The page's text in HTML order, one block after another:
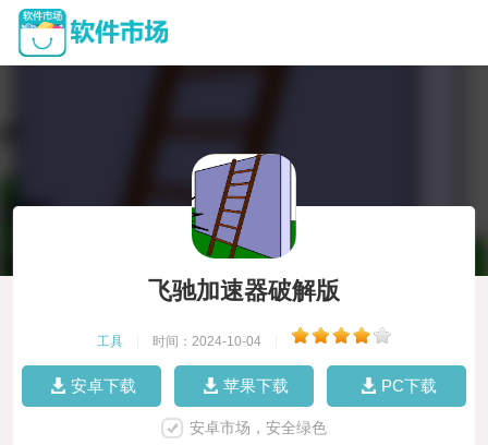
飞驰加速器破解版
工具 时间：2024-10-04
安卓下载 苹果下载 PC下载
安卓市场，安全绿色